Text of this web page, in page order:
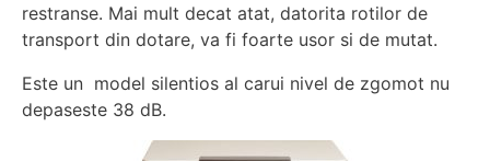
restranse. Mai mult decat atat, datorita rotilor de
transport din dotare, va fi foarte usor si de mutat.
Este un model silentios al carui nivel de zgomot nu
depaseste 38 dB.